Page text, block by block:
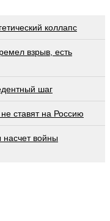
коллапс
взрыв, есть
шаг
ставят на Россию
войны